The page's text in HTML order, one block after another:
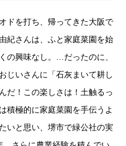
ドを打ち、帰ってきた大阪で
紀さんは、ふと家庭菜園を始
の興味なし。…だったのに、
じいさんに「石灰まいて耕し
だ！この楽しさは！土触るっ
積極的に家庭菜園を手伝うよ
いと思い、堺市で緑公社の実